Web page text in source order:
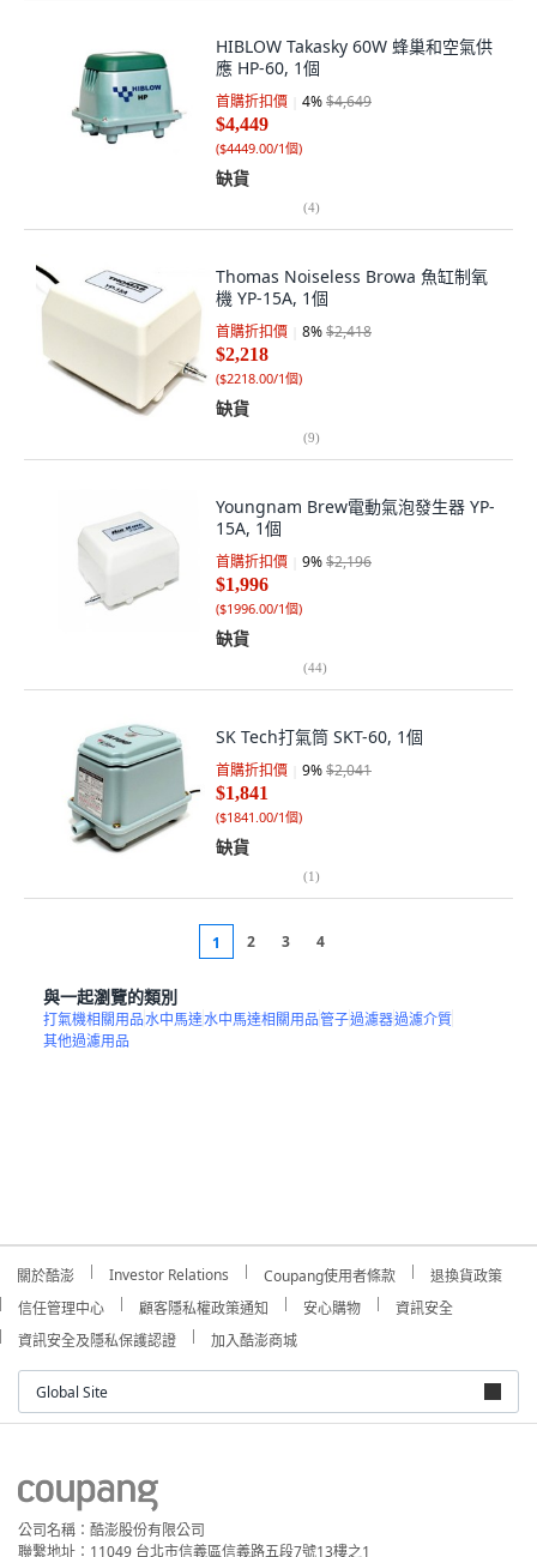
HIBLOW Takasky 60W 蜂巢和空氣供
應 HP-60, 1個
首購折扣價 4%$4,649
$4,449
($4449.00/1個)
缺貨
(4)
Thomas Noiseless Browa 魚缸制氧
機 YP-15A, 1個
首購折扣價 8%$2,418
$2,218
($2218.00/1個)
缺貨
(9)
Youngnam Brew電動氣泡發生器 YP-
15A, 1個
首購折扣價 9%$2,196
$1,996
($1996.00/1個)
缺貨
(44)
SK Tech打氣筒 SKT-60, 1個
首購折扣價 9%$2,041
$1,841
($1841.00/1個)
缺貨
(1)
1 2 3 4
與一起瀏覽的類別
打氣機相關用品水中馬達水中馬達相關用品管子過濾器過濾介質
其他過濾用品
關於酷澎 Investor Relations Coupang使用者條款
退換貨政策
信任管理中心
顧客隱私權政策通知 安心購物
資訊安全
資訊安全及隱私保護認證
加入酷澎商城
Global Site
公司名稱：酷澎股份有限公司
聯繫地址：11049 台北市信義區信義路五段7號13樓之1